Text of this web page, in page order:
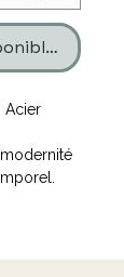
en un
Acier